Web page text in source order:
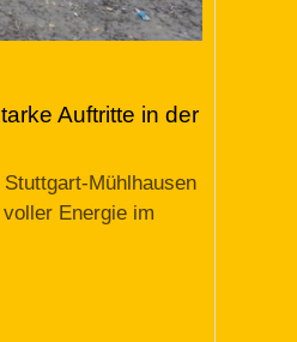
Auftritte in der
Mühlhausen
Energie im